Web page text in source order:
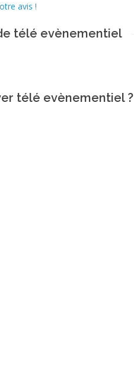
avis !
télé evènementiel
télé evènementiel ?